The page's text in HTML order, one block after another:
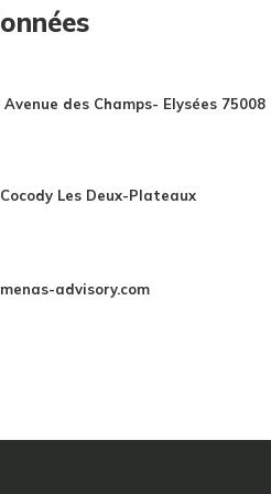
Avenue des Champs- Elysées
Les Deux-Plateaux
advisory.com